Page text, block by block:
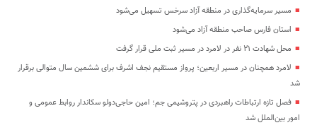
مسیر سرمایه‌گذاری در منطقه آزاد سرخس تسهیل می‌شود
استان فارس صاحب منطقه آزاد می‌شود
محل شهادت ۲۱ نفر در لامرد در مسیر ثبت ملی قرار گرفت
لامرد همچنان در مسیر اربعین؛ پرواز مستقیم نجف اشرف برای ششمین سال متوالی برقرار
شد
فصل تازه ارتباطات راهبردی در پتروشیمی جم؛ امین حاجی‌دولو سکاندار روابط عمومی و
امور بین‌الملل شد